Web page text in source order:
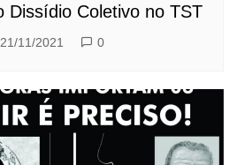
Dissídio Coletivo no TST
21/11/2021 0